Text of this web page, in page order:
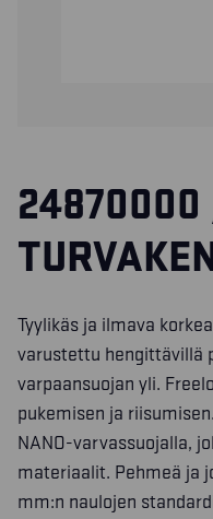
24870000
Tyylikäs ja ilmava
varustettu hengittävillä
varpaansuojan yli.
pukemisen ja
NANO-varvassuojalla,
materiaalit. Pehmeä ja
mm:n naulojen